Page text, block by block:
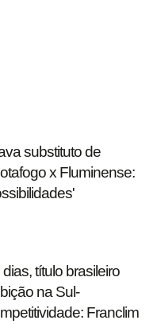
substituto de
x Fluminense:
título brasileiro
na Sul-
Franclim